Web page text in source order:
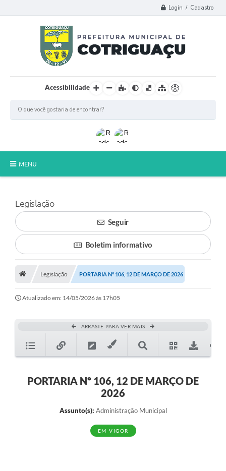
Login / Cadastro
Acessibilidade
MENU
Poder Legislativo
A Prefeitura
Município
Galeria de Fotos
Ouvidoria
Legislação
Seguir
Boletim informativo
Legislação PORTARIA Nº 106, 12 DE MARÇO DE 2026
Atualizado em: 14/05/2026 às 17h05
ARRASTE PARA VER MAIS
PORTARIA Nº 106, 12 DE MARÇO DE
2026
Assunto(s): Administração Municipal
EM VIGOR